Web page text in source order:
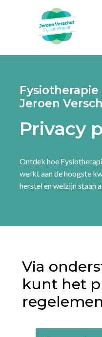
Fysiotherapie
Jeroen
Privacy
Ontdek hoe
werkt aan de hoogste
herstel en welzijn staan
Via
kunt het